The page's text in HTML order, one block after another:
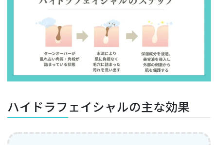
ハイドラフェイシャルの主な効果